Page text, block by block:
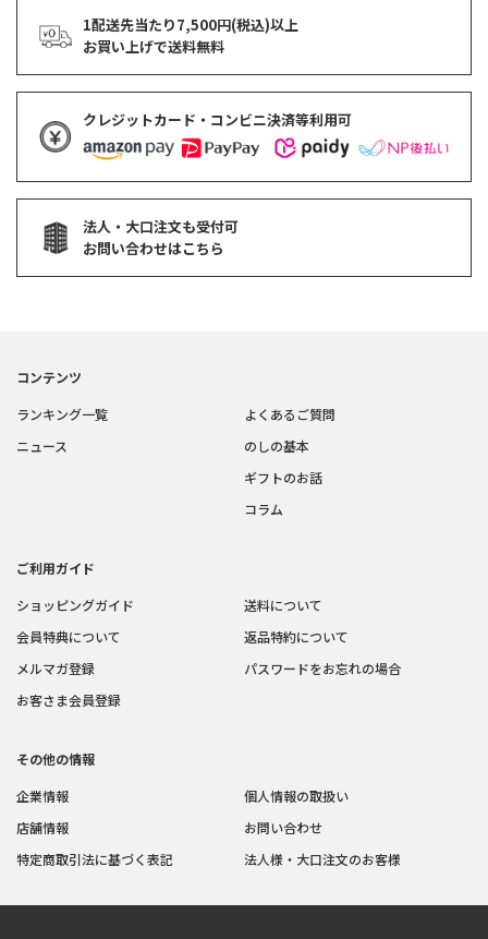
1配送先当たり7,500円(税込)以上
お買い上げで送料無料
クレジットカード・コンビニ決済等利用可
法人・大口注文も受付可
お問い合わせはこちら
コンテンツ
ランキング一覧
ニュース
よくあるご質問
のしの基本
ギフトのお話
コラム
ご利用ガイド
ショッピングガイド
会員特典について
メルマガ登録
お客さま会員登録
送料について
返品特約について
パスワードをお忘れの場合
その他の情報
企業情報
店舗情報
特定商取引法に基づく表記
個人情報の取扱い
お問い合わせ
法人様・大口注文のお客様